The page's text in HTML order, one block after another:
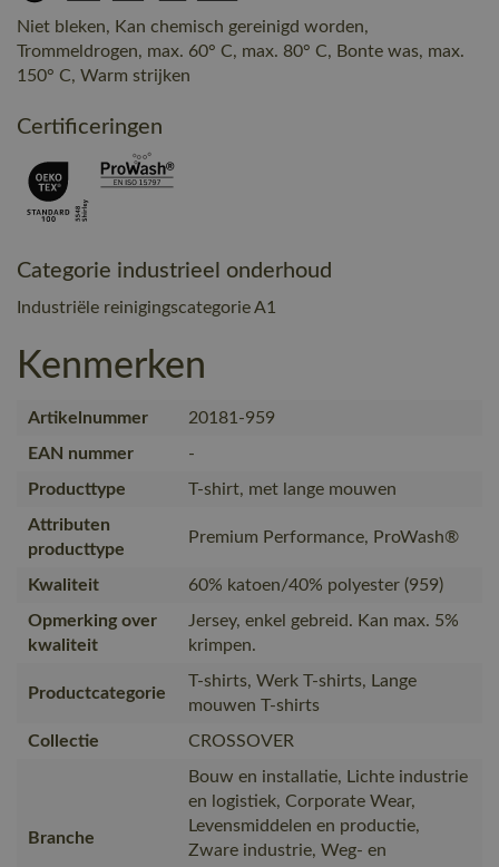
Niet bleken, Kan chemisch gereinigd worden,
Trommeldrogen, max. 60° C, max. 80° C, Bonte was, max.
150° C, Warm strijken
Certificeringen
Categorie industrieel onderhoud
Industriële reinigingscategorie A1
Kenmerken
Artikelnummer
20181-959
EAN nummer
-
Producttype
T-shirt, met lange mouwen
Attributen
producttype
Premium Performance, ProWash®
Kwaliteit
60% katoen/40% polyester (959)
Opmerking over
kwaliteit
Jersey, enkel gebreid. Kan max. 5%
krimpen.
Productcategorie
T-shirts, Werk T-shirts, Lange
mouwen T-shirts
Collectie
CROSSOVER
Branche
Bouw en installatie, Lichte industrie
en logistiek, Corporate Wear,
Levensmiddelen en productie,
Zware industrie, Weg- en